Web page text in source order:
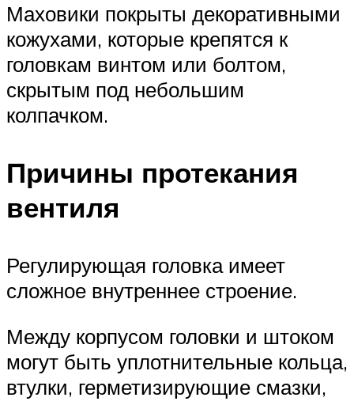
Маховики покрыты декоративными
кожухами, которые крепятся к
головкам винтом или болтом,
скрытым под небольшим
колпачком.
Причины протекания
вентиля
Регулирующая головка имеет
сложное внутреннее строение.
Между корпусом головки и штоком
могут быть уплотнительные кольца,
втулки, герметизирующие смазки,